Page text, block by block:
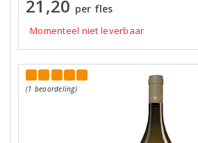
21,20 per fles
Momenteel niet leverbaar
(1 beoordeling)